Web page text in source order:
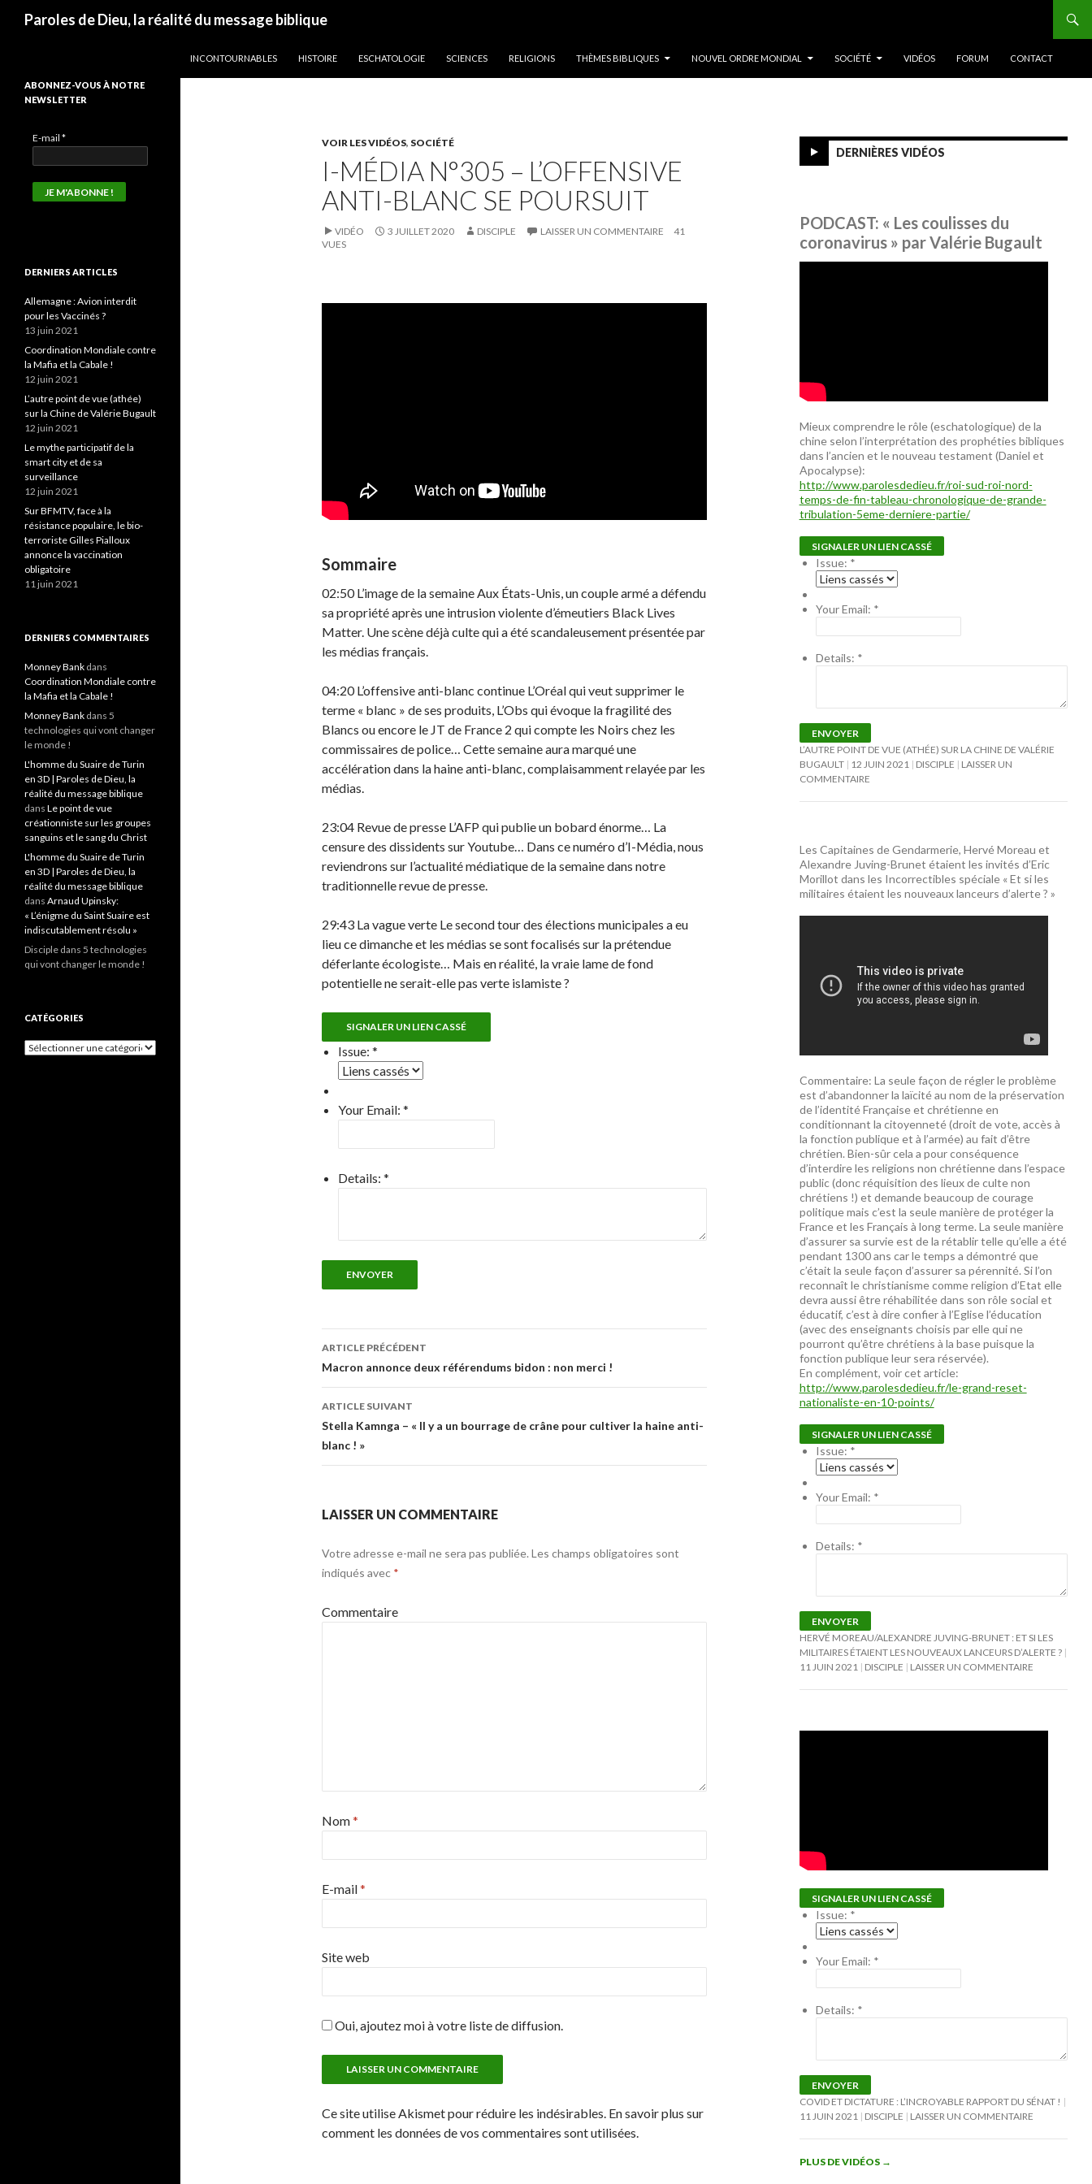
Paroles de Dieu, la réalité du message biblique
INCONTOURNABLES
HISTOIRE ESCHATOLOGIE SCIENCES RELIGIONS THÈMES BIBLIQUES NOUVEL ORDRE MONDIAL SOCIÉTÉ VIDÉOS FORUM CONTACT
VOIR LES VIDÉOS, SOCIÉTÉ
I-MÉDIA N°305 – L’OFFENSIVE
ANTI-BLANC SE POURSUIT
VIDÉO 3 JUILLET 2020 DISCIPLE LAISSER UN COMMENTAIRE
41
VUES
Sommaire
02:50 L’image de la semaine Aux États-Unis, un couple armé a défendu
sa propriété après une intrusion violente d’émeutiers Black Lives
Matter. Une scène déjà culte qui a été scandaleusement présentée par
les médias français.
04:20 L’offensive anti-blanc continue L’Oréal qui veut supprimer le
terme « blanc » de ses produits, L’Obs qui évoque la fragilité des
Blancs ou encore le JT de France 2 qui compte les Noirs chez les
commissaires de police… Cette semaine aura marqué une
accélération dans la haine anti-blanc, complaisamment relayée par les
médias.
23:04 Revue de presse L’AFP qui publie un bobard énorme… La
censure des dissidents sur Youtube… Dans ce numéro d’I-Média, nous
reviendrons sur l’actualité médiatique de la semaine dans notre
traditionnelle revue de presse.
29:43 La vague verte Le second tour des élections municipales a eu
lieu ce dimanche et les médias se sont focalisés sur la prétendue
déferlante écologiste… Mais en réalité, la vraie lame de fond
potentielle ne serait-elle pas verte islamiste ?
SIGNALER UN LIEN CASSÉ
Issue: *
Your Email: *
Details: *
ENVOYER
Navigation
des
articles
ARTICLE PRÉCÉDENT
Macron annonce deux référendums bidon : non merci !
ARTICLE SUIVANT
Stella Kamnga – « Il y a un bourrage de crâne pour cultiver la haine anti-
blanc ! »
LAISSER UN COMMENTAIRE
Votre adresse e-mail ne sera pas publiée. Les champs obligatoires sont
indiqués avec *
Commentaire
Nom*
E-mail*
Site web
Oui, ajoutez moi à votre liste de diffusion.
Ce site utilise Akismet pour réduire les indésirables. En savoir plus sur
comment les données de vos commentaires sont utilisées.
DERNIÈRES VIDÉOS
PODCAST: « Les coulisses du
coronavirus » par Valérie Bugault
Mieux comprendre le rôle (eschatologique) de la
chine selon l’interprétation des prophéties bibliques
dans l’ancien et le nouveau testament (Daniel et
Apocalypse):
http://www.parolesdedieu.fr/roi-sud-roi-nord-
temps-de-fin-tableau-chronologique-de-grande-
tribulation-5eme-derniere-partie/
SIGNALER UN LIEN CASSÉ
Issue: *
Your Email: *
Details: *
ENVOYER
L’AUTRE POINT DE VUE (ATHÉE) SUR LA CHINE DE VALÉRIE
BUGAULT
12 JUIN 2021 DISCIPLE
LAISSER UN
COMMENTAIRE
Les Capitaines de Gendarmerie, Hervé Moreau et
Alexandre Juving-Brunet étaient les invités d’Eric
Morillot dans les Incorrectibles spéciale « Et si les
militaires étaient les nouveaux lanceurs d’alerte ? »
Commentaire: La seule façon de régler le problème
est d’abandonner la laïcité au nom de la préservation
de l’identité Française et chrétienne en
conditionnant la citoyenneté (droit de vote, accès à
la fonction publique et à l’armée) au fait d’être
chrétien. Bien-sûr cela a pour conséquence
d’interdire les religions non chrétienne dans l’espace
public (donc réquisition des lieux de culte non
chrétiens !) et demande beaucoup de courage
politique mais c’est la seule manière de protéger la
France et les Français à long terme. La seule manière
d’assurer sa survie est de la rétablir telle qu’elle a été
pendant 1300 ans car le temps a démontré que
c’était la seule façon d’assurer sa pérennité. Si l’on
reconnaît le christianisme comme religion d’Etat elle
devra aussi être réhabilitée dans son rôle social et
éducatif, c’est à dire confier à l’Eglise l’éducation
(avec des enseignants choisis par elle qui ne
pourront qu’être chrétiens à la base puisque la
fonction publique leur sera réservée).
En complément, voir cet article:
http://www.parolesdedieu.fr/le-grand-reset-
nationaliste-en-10-points/
SIGNALER UN LIEN CASSÉ
Issue: *
Your Email: *
Details: *
ENVOYER
HERVÉ MOREAU/ALEXANDRE JUVING-BRUNET : ET SI LES
MILITAIRES ÉTAIENT LES NOUVEAUX LANCEURS D’ALERTE ?
11 JUIN 2021
DISCIPLE LAISSER UN COMMENTAIRE
SIGNALER UN LIEN CASSÉ
Issue: *
Your Email: *
Details: *
ENVOYER
COVID ET DICTATURE : L’INCROYABLE RAPPORT DU SÉNAT !
11 JUIN 2021
DISCIPLE LAISSER UN COMMENTAIRE
PLUS DE VIDÉOS →
ABONNEZ-VOUS À NOTRE
NEWSLETTER
E-mail *
DERNIERS ARTICLES
Allemagne : Avion interdit
pour les Vaccinés ?
13 juin 2021
Coordination Mondiale contre
la Mafia et la Cabale !
12 juin 2021
L’autre point de vue (athée)
sur la Chine de Valérie Bugault
12 juin 2021
Le mythe participatif de la
smart city et de sa
surveillance
12 juin 2021
Sur BFMTV, face à la
résistance populaire, le bio-
terroriste Gilles Pialloux
annonce la vaccination
obligatoire
11 juin 2021
DERNIERS COMMENTAIRES
Monney Bank dans
Coordination Mondiale contre
la Mafia et la Cabale !
Monney Bank dans 5
technologies qui vont changer
le monde !
L'homme du Suaire de Turin
en 3D | Paroles de Dieu, la
réalité du message biblique
dans Le point de vue
créationniste sur les groupes
sanguins et le sang du Christ
L'homme du Suaire de Turin
en 3D | Paroles de Dieu, la
réalité du message biblique
dans Arnaud Upinsky:
« L’énigme du Saint Suaire est
indiscutablement résolu »
Disciple dans 5 technologies
qui vont changer le monde !
CATÉGORIES
Catégories